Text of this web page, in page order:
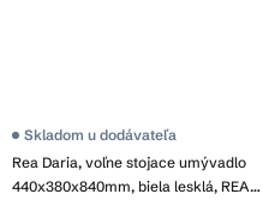
Rea Daria, voľne stojace umývadlo
440x380x840mm, biela lesklá, REA-
Skladom u dodávateľa